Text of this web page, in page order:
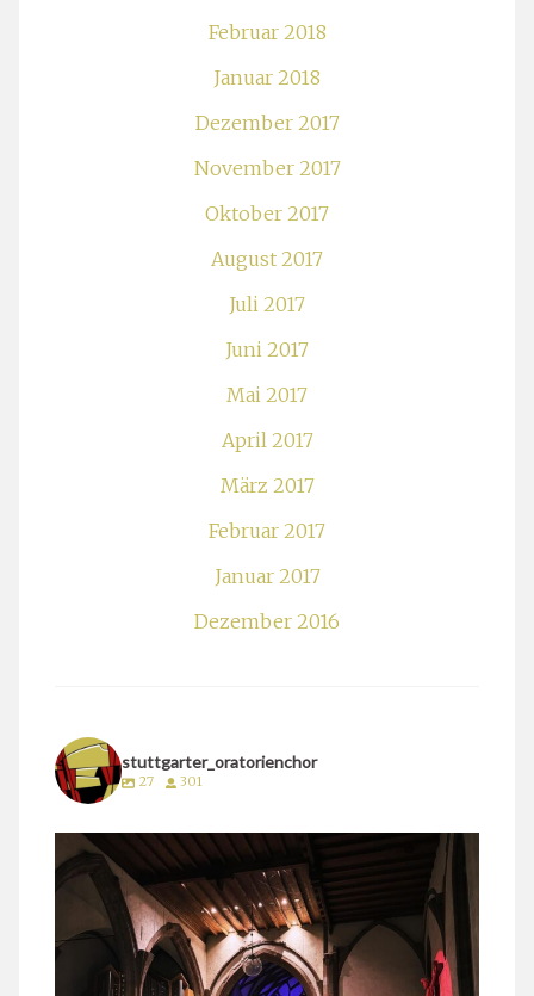
Februar 2018
Januar 2018
Dezember 2017
November 2017
Oktober 2017
August 2017
Juli 2017
Juni 2017
Mai 2017
April 2017
März 2017
Februar 2017
Januar 2017
Dezember 2016
stuttgarter_oratorienchor
27 301
stuttgarter_oratorienchor
März 24